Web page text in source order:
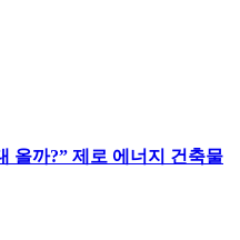
올까?” 제로 에너지 건축물